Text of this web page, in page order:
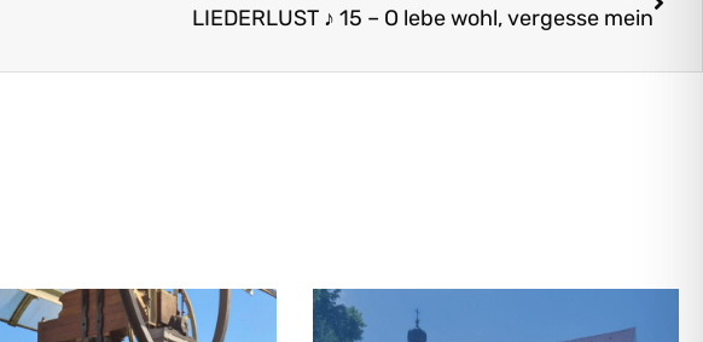
LIEDERLUST ♪ 15 – O lebe wohl, vergesse mein